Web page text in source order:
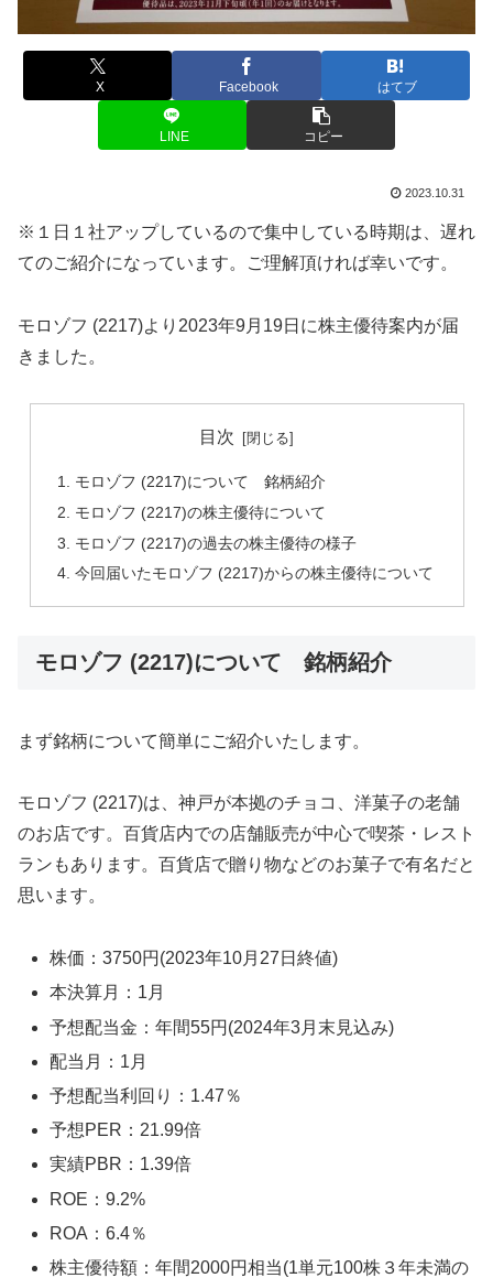
X Facebook はてブ
LINE コピー
2023.10.31
※１日１社アップしているので集中している時期は、遅れ
てのご紹介になっています。ご理解頂ければ幸いです。
モロゾフ (2217)より2023年9月19日に株主優待案内が届
きました。
目次
モロゾフ (2217)について 銘柄紹介
モロゾフ (2217)の株主優待について
モロゾフ (2217)の過去の株主優待の様子
今回届いたモロゾフ (2217)からの株主優待について
モロゾフ (2217)について 銘柄紹介
まず銘柄について簡単にご紹介いたします。
モロゾフ (2217)は、神戸が本拠のチョコ、洋菓子の老舗
のお店です。百貨店内での店舗販売が中心で喫茶・レスト
ランもあります。百貨店で贈り物などのお菓子で有名だと
思います。
株価：3750円(2023年10月27日終値)
本決算月：1月
予想配当金：年間55円(2024年3月末見込み)
配当月：1月
予想配当利回り：1.47％
予想PER：21.99倍
実績PBR：1.39倍
ROE：9.2%
ROA：6.4％
株主優待額：年間2000円相当(1単元100株３年未満の